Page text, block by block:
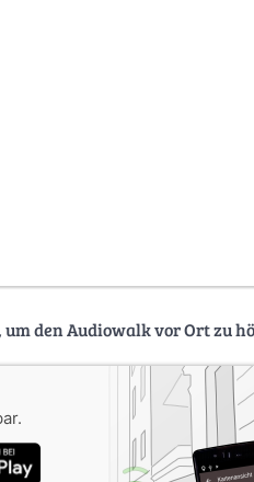
um den Audiowalk vor Ort zu